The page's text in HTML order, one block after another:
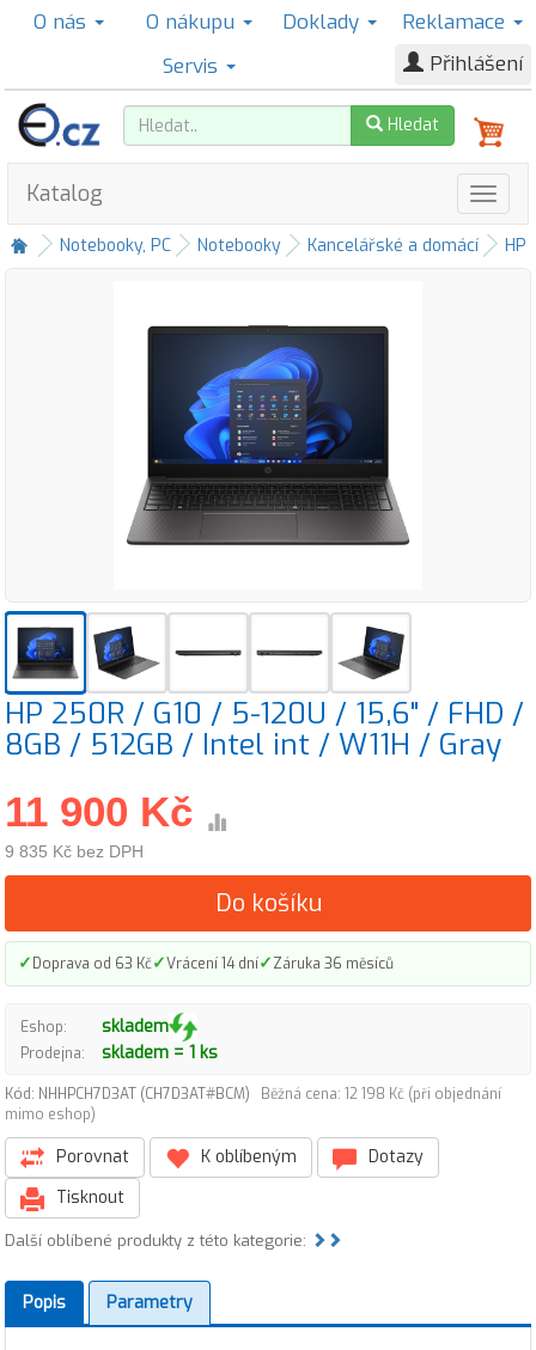
O nás O nákupu Doklady
Reklamace
Servis
Přihlášení
Hledat
Katalog
Notebooky, PC Notebooky Kancelářské a domácí HP
HP 250R / G10 / 5-120U / 15,6" / FHD /
8GB / 512GB / Intel int / W11H / Gray
11 900 Kč
9 835 Kč bez DPH
Do košíku
✓Doprava od 63 Kč✓Vrácení 14 dní✓Záruka 36 měsíců
Eshop: skladem
Prodejna: skladem = 1 ks
Kód: NHHPCH7D3AT (CH7D3AT#BCM)
Běžná cena: 12 198 Kč (při objednání
mimo eshop)
Porovnat K oblíbeným
Dotazy
Tisknout
Další oblíbené produkty z této kategorie:
Popis Parametry